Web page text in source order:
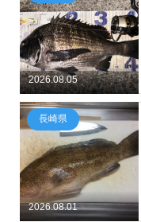
2026.08.05
2026.08.01
長崎県